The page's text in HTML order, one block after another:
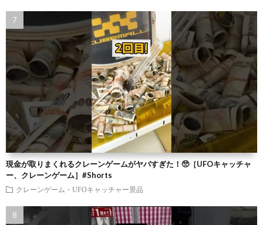
現金が取りまくれるクレーンゲームがヤバすぎた！🥺［UFOキャッチャ
ー、クレーンゲーム］#Shorts
クレーンゲーム・UFOキャッチャー景品